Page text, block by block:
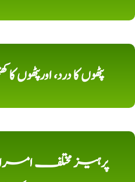
پٹھوں کا درد، اورپٹھوں
پرہیز مختلف